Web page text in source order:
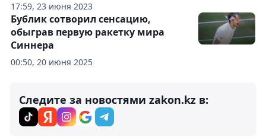
17:59, 23 июня 2023
00:50, 20 июня 2025
Бублик сотворил сенсацию,
обыграв первую ракетку мира
Синнера
Следите за новостями zakon.kz в: